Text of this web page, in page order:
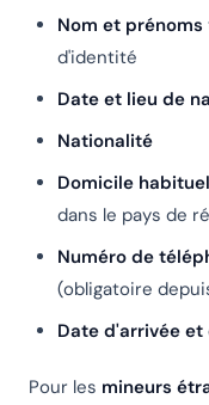
Nom et prénoms
d'identité
Date et lieu de
Nationalité
Domicile
dans le pays de
Numéro de
(obligatoire
Date d'arrivée
Pour les mineurs